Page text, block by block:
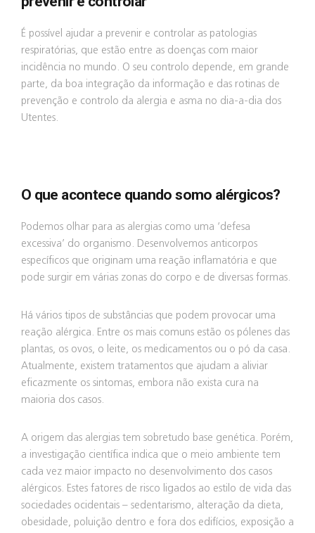
É possível ajudar a prevenir e controlar as patologias
respiratórias, que estão entre as doenças com maior
incidência no mundo. O seu controlo depende, em grande
parte, da boa integração da informação e das rotinas de
prevenção e controlo da alergia e asma no dia-a-dia dos
Utentes.
O que acontece quando somo alérgicos?
Podemos olhar para as alergias como uma ‘defesa
excessiva’ do organismo. Desenvolvemos anticorpos
específicos que originam uma reação inflamatória e que
pode surgir em várias zonas do corpo e de diversas formas.
Há vários tipos de substâncias que podem provocar uma
reação alérgica. Entre os mais comuns estão os pólenes das
plantas, os ovos, o leite, os medicamentos ou o pó da casa.
Atualmente, existem tratamentos que ajudam a aliviar
eficazmente os sintomas, embora não exista cura na
maioria dos casos.
A origem das alergias tem sobretudo base genética. Porém,
a investigação científica indica que o meio ambiente tem
cada vez maior impacto no desenvolvimento dos casos
alérgicos. Estes fatores de risco ligados ao estilo de vida das
sociedades ocidentais – sedentarismo, alteração da dieta,
obesidade, poluição dentro e fora dos edifícios, exposição a